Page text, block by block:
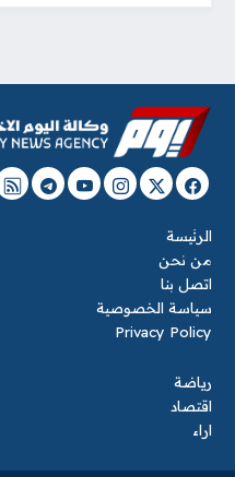
الرئيسة
من نحن
اتصل بنا
سياسة الخصوصية
Privacy Policy
رياضة
اقتصاد
اراء